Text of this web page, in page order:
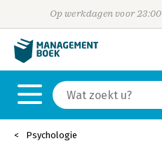
Op werkdagen voor
Psychologie